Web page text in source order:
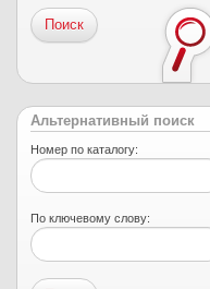
Поиск
Альтернативный поиск
Номер по каталогу:
По ключевому слову: